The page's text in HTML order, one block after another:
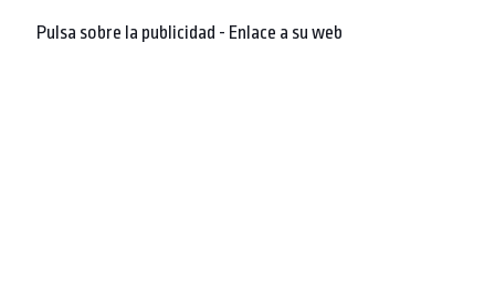
Pulsa sobre la publicidad - Enlace a su web